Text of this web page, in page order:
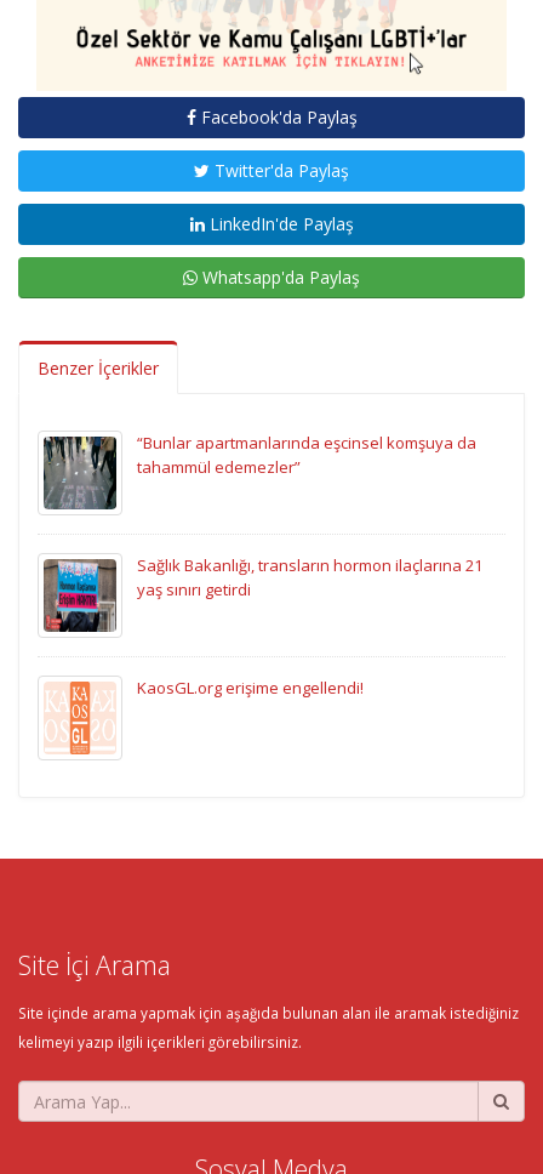
Facebook'da Paylaş
Twitter'da Paylaş
LinkedIn'de Paylaş
Whatsapp'da Paylaş
Benzer İçerikler
“Bunlar apartmanlarında eşcinsel komşuya da
tahammül edemezler”
Sağlık Bakanlığı, transların hormon ilaçlarına 21
yaş sınırı getirdi
KaosGL.org erişime engellendi!
Site İçi Arama
Site içinde arama yapmak için aşağıda bulunan alan ile aramak istediğiniz
kelimeyi yazıp ilgili içerikleri görebilirsiniz.